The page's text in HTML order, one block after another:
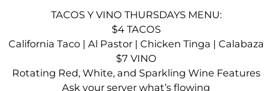
TACOS Y VINO THURSDAYS MENU:
$4 TACOS
California Taco | Al Pastor | Chicken Tinga | Calabaza
$7 VINO
Rotating Red, White, and Sparkling Wine Features
Ask your server what’s flowing